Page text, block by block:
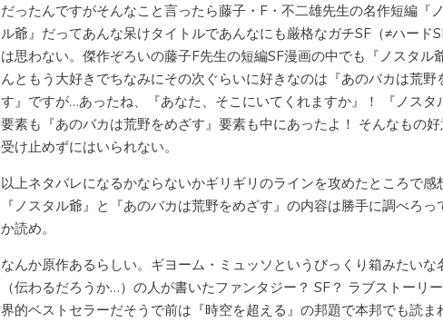
だったんですがそんなこと言ったら藤子・F・不二雄先生の名作短編『
ル爺』だってあんな呆けタイトルであんなにも厳格なガチSF（≠ハード
は思わない。傑作ぞろいの藤子F先生の短編SF漫画の中でも『ノスタル
んともう大好きでちなみにその次ぐらいに好きなのは『あのバカは荒野
す』ですが…あったね、『あなた、そこにいてくれますか』！ 『ノスタ
要素も『あのバカは荒野をめざす』要素も中にあったよ！ そんなもの
受け止めずにはいられない。
以上ネタバレになるかならないかギリギリのラインを攻めたところで感
『ノスタル爺』と『あのバカは荒野をめざす』の内容は勝手に調べろっ
か読め。
なんか原作あるらしい。ギヨーム・ミュッソというびっくり箱みたいな
（伝わるだろうか…）の人が書いたファンタジー？ SF？ ラブストーリ
界的ベストセラーだそうで前は『時空を超える』の邦題で本邦でも読ま